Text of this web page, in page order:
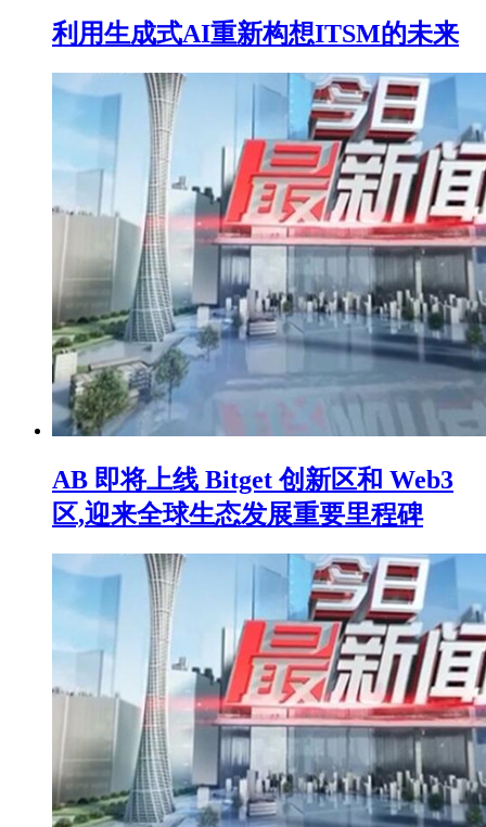
利用生成式AI重新构想ITSM的未来
AB 即将上线 Bitget 创新区和 Web3
区,迎来全球生态发展重要里程碑